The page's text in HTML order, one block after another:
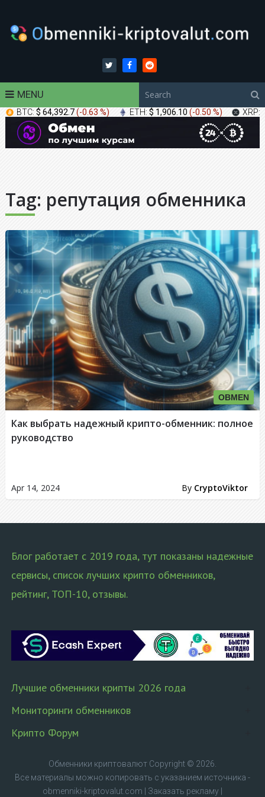
MENU
BTC: $ 64,392.7(-0.63 %) ETH: $ 1,906.10 (-0.50 %) XRP:
Tag: репутация обменника
OBMEN
Apr 14, 2024 By CryptoViktor
Как выбрать надежный крипто-обменник: полное
руководство
Блог работает с 2019 года, тут показаны надежные
сервисы, список лучших крипто обменников,
рейтинг, ТОП-10, отзывы.
Лучшие обменники крипты 2026 года
Мониторинги обменников
Крипто Форум
Обменники криптовалютCopyright © 2026.
Все материалы можно копировать с указанием источника -
obmenniki-kriptovalut.com
Заказать рекламу|